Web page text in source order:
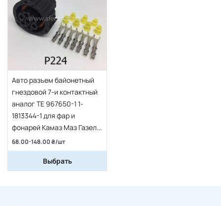
Авто разъем байонетный
гнездовой 7-и контактный
аналог TE 967650-1 1-
1813344-1 для фар и
фонарей Камаз Маз Газель
(фары 23.3775, 231.3775)
68.00-148.00 ₴/шт
Выбрать